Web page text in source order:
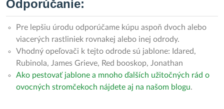
Odporúčanie:
Pre lepšiu úrodu odporúčame kúpu aspoň dvoch alebo
viacerých rastliniek rovnakej alebo inej odrody.
Vhodný opeľovači k tejto odrode sú jablone: Idared,
Rubinola, James Grieve, Red booskop, Jonathan
Ako pestovať jablone a mnoho ďalších užitočných rád o
ovocných stromčekoch nájdete aj na našom blogu.